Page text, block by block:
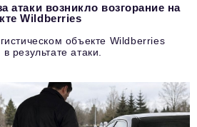
атаки возникло возгорание на
Wildberries
объекте Wildberries
результате атаки.